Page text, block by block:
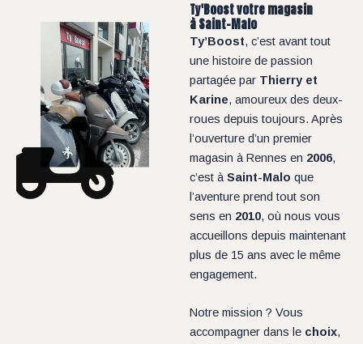
Ty'Boost votre magasin
à Saint-Malo
Ty’Boost, c’est avant tout
une histoire de passion
partagée par Thierry et
Karine, amoureux des deux-
roues depuis toujours. Après
l’ouverture d’un premier
magasin à Rennes en 2006,
c’est à Saint-Malo que
l’aventure prend tout son
sens en 2010, où nous vous
accueillons depuis maintenant
plus de 15 ans avec le même
engagement.
Notre mission ? Vous
accompagner dans le choix,